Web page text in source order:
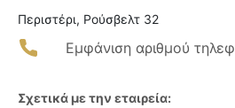
Περιστέρι, Ρούσβελτ 32
Εμφάνιση αριθμού
Σχετικά με την εταιρεία: